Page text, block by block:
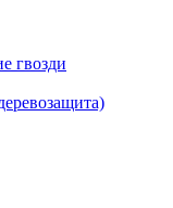
гвозди